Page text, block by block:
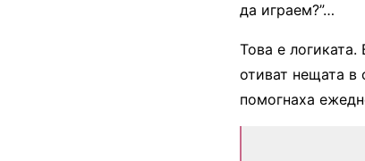
да играем?”…
Това е
отиват нещата в
помогнаха